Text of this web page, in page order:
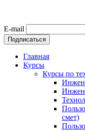
E-mail
Главная
Курсы
Курсы по
смет)